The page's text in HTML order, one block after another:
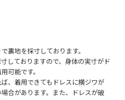
裏地を採寸しております。
しておりますので、身体の実寸がド
可能です。
、着用できてもドレスに横ジワが
合があります。また、ドレスが破